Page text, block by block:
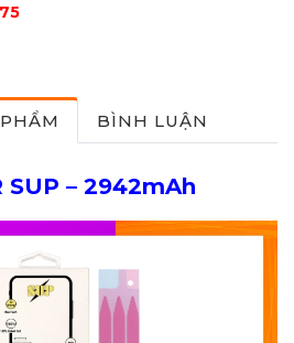
5
BÌNH LUẬN
SUP – 2942mAh